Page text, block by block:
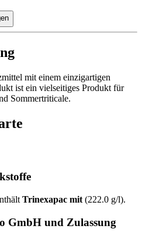
mit einem einzigartigen
ist ein vielseitiges Produkt für
Sommertriticale.
Trinexapac mit (222.0 g/l).
GmbH und Zulassung